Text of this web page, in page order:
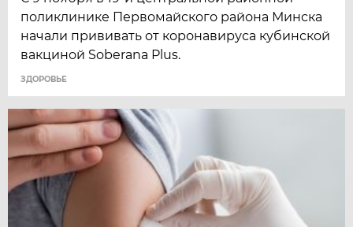
поликлинике Первомайского района Минска
начали прививать от коронавируса кубинской
вакциной Soberana Plus.
ЗДОРОВЬЕ